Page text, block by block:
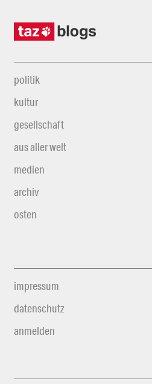
politik
kultur
gesellschaft
aus aller welt
medien
archiv
osten
impressum
datenschutz
anmelden